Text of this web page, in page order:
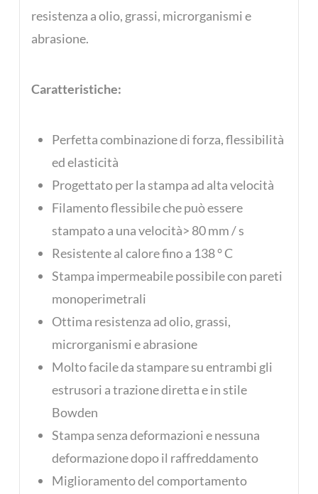
resistenza a olio, grassi, microrganismi e
abrasione.
Caratteristiche:
Perfetta combinazione di forza, flessibilità
ed elasticità
Progettato per la stampa ad alta velocità
Filamento flessibile che può essere
stampato a una velocità> 80 mm / s
Resistente al calore fino a 138 ° C
Stampa impermeabile possibile con pareti
monoperimetrali
Ottima resistenza ad olio, grassi,
microrganismi e abrasione
Molto facile da stampare su entrambi gli
estrusori a trazione diretta e in stile
Bowden
Stampa senza deformazioni e nessuna
deformazione dopo il raffreddamento
Miglioramento del comportamento